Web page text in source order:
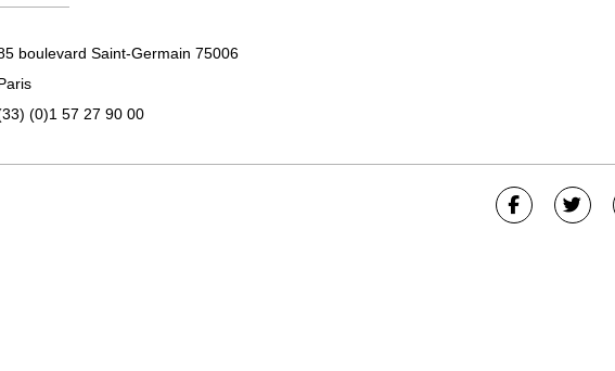
boulevard Saint-Germain 75006
(0)1 57 27 90 00